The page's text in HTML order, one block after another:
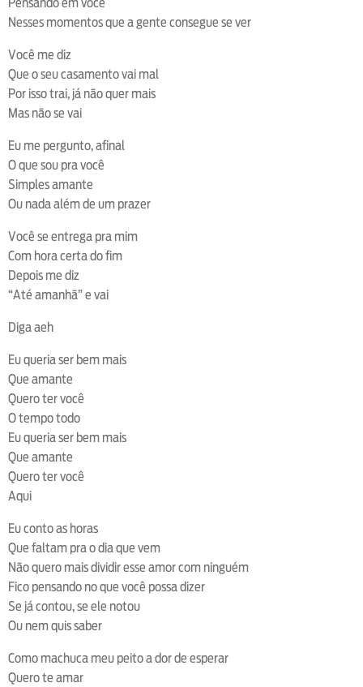
Nesses momentos que a gente consegue se ver
Você me diz
Que o seu casamento vai mal
Por isso trai, já não quer mais
Mas não se vai
Eu me pergunto, afinal
O que sou pra você
Simples amante
Ou nada além de um prazer
Você se entrega pra mim
Com hora certa do fim
Depois me diz
“Até amanhã” e vai
Diga aeh
Eu queria ser bem mais
Que amante
Quero ter você
O tempo todo
Eu queria ser bem mais
Que amante
Quero ter você
Aqui
Eu conto as horas
Que faltam pra o dia que vem
Não quero mais dividir esse amor com ninguém
Fico pensando no que você possa dizer
Se já contou, se ele notou
Ou nem quis saber
Como machuca meu peito a dor de esperar
Quero te amar